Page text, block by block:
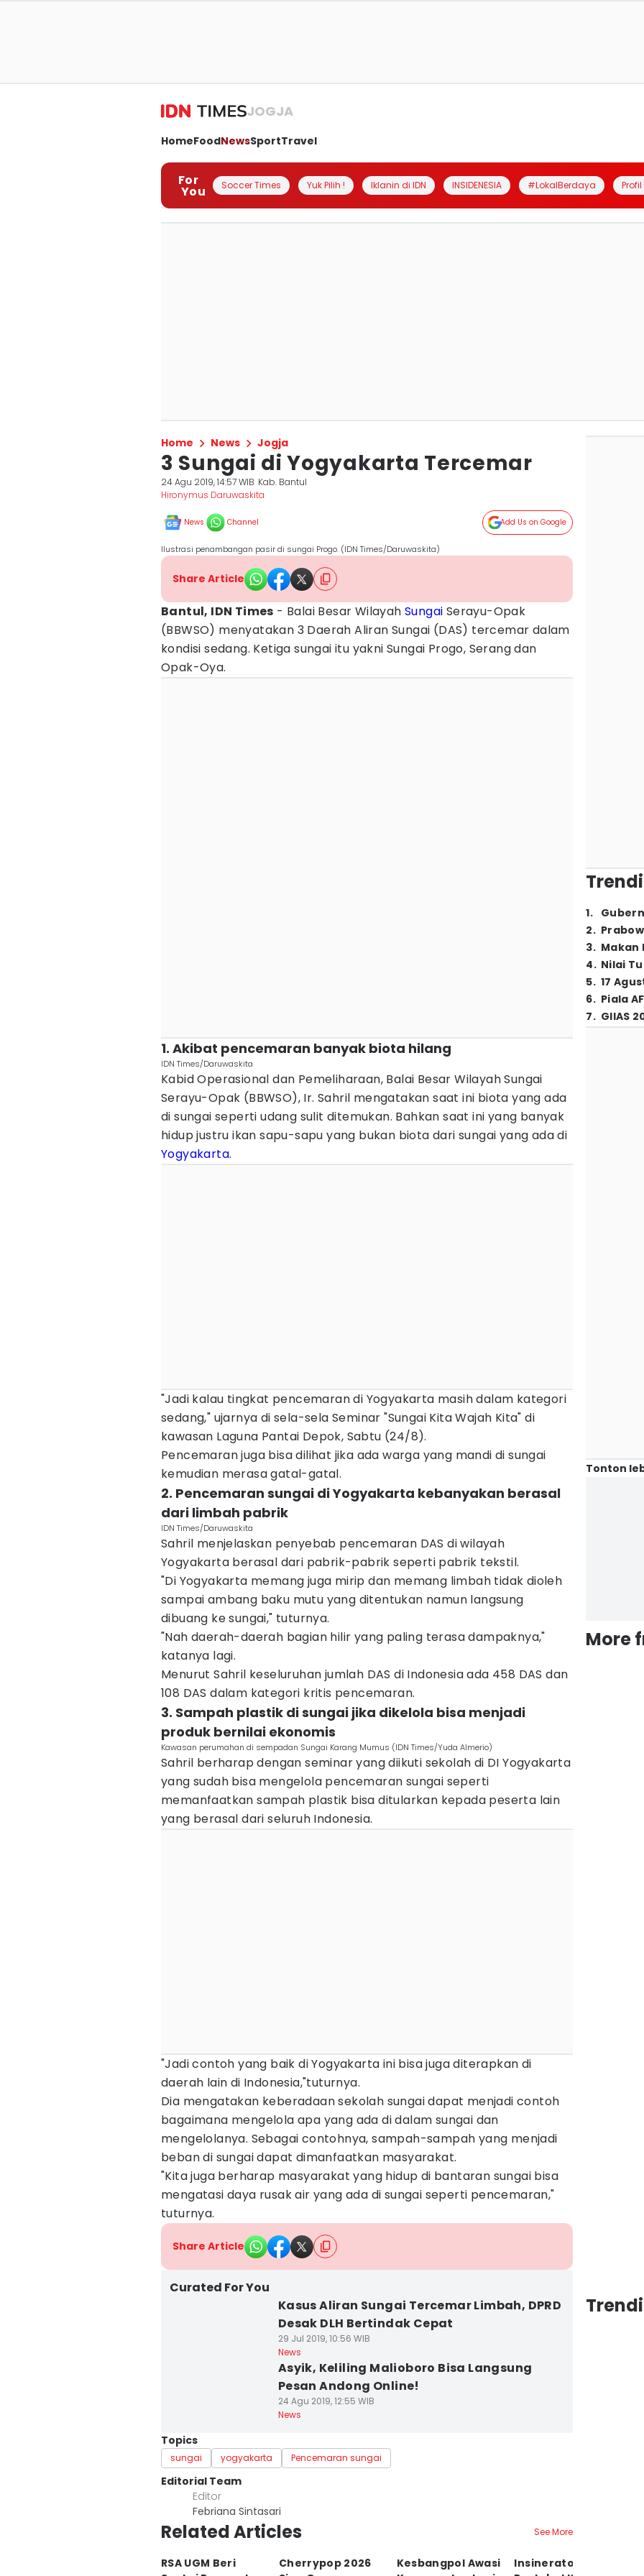
JOGJA
HomeFoodNewsSportTravel
For
You Soccer Times Yuk Pilih ! Iklanin di IDN INSIDENESIA #LokalBerdaya
Home News Jogja
3 Sungai di Yogyakarta Tercemar
24 Agu 2019, 14:57 WIB Kab. Bantul
Hironymus Daruwaskita
News Channel Add Us on Google
Ilustrasi penambangan pasir di sungai Progo. (IDN Times/Daruwaskita)
Share Article
Bantul, IDN Times - Balai Besar WilayahSungai Serayu-Opak
(BBWSO) menyatakan 3 Daerah Aliran Sungai (DAS) tercemar dalam
kondisi sedang. Ketiga sungai itu yakni Sungai Progo, Serang dan
Opak-Oya.
1. Akibat pencemaran banyak biota hilang
IDN Times/Daruwaskita
Kabid Operasional dan Pemeliharaan, Balai Besar Wilayah Sungai
Serayu-Opak (BBWSO), Ir. Sahril mengatakan saat ini biota yang ada
di sungai seperti udang sulit ditemukan. Bahkan saat ini yang banyak
hidup justru ikan sapu-sapu yang bukan biota dari sungai yang ada di
Yogyakarta.
"Jadi kalau tingkat pencemaran di Yogyakarta masih dalam kategori
sedang," ujarnya di sela-sela Seminar "Sungai Kita Wajah Kita" di
kawasan Laguna Pantai Depok, Sabtu (24/8).
Pencemaran juga bisa dilihat jika ada warga yang mandi di sungai
kemudian merasa gatal-gatal.
2. Pencemaran sungai di Yogyakarta kebanyakan berasal
dari limbah pabrik‎
IDN Times/Daruwaskita
Sahril menjelaskan penyebab pencemaran DAS di wilayah
Yogyakarta berasal dari pabrik-pabrik seperti pabrik tekstil.
"Di Yogyakarta memang juga mirip dan memang limbah tidak dioleh
sampai ambang baku mutu yang ditentukan namun langsung
dibuang ke sungai," tuturnya.
"Nah daerah-daerah bagian hilir yang paling terasa dampaknya,"
katanya lagi.
Menurut Sahril keseluruhan jumlah DAS di Indonesia ada 458 DAS dan
108 DAS dalam kategori kritis pencemaran.
3. Sampah plastik di sungai jika dikelola bisa menjadi
produk bernilai ekonomis‎
Kawasan perumahan di sempadan Sungai Karang Mumus (IDN Times/Yuda Almerio)
Sahril berharap dengan seminar yang diikuti sekolah di DI Yogyakarta
yang sudah bisa mengelola pencemaran sungai seperti
memanfaatkan sampah plastik bisa ditularkan kepada peserta lain
yang berasal dari seluruh Indonesia.
"Jadi contoh yang baik di Yogyakarta ini bisa juga diterapkan di
daerah lain di Indonesia,"tuturnya.‎
Dia mengatakan keberadaan sekolah sungai dapat menjadi contoh
bagaimana mengelola apa yang ada di dalam sungai dan
mengelolanya. Sebagai contohnya, sampah-sampah yang menjadi
beban di sungai dapat dimanfaatkan masyarakat.
"Kita juga berharap masyarakat yang hidup di bantaran sungai bisa
mengatasi daya rusak air yang ada di sungai seperti pencemaran,"
tuturnya.
Share Article
Curated For You
Kasus Aliran Sungai Tercemar Limbah, DPRD
Desak DLH Bertindak Cepat
29 Jul 2019, 10:56 WIB
News
Asyik, Keliling Malioboro Bisa Langsung
Pesan Andong Online!
24 Agu 2019, 12:55 WIB
News
Topics
sungai yogyakarta Pencemaran sungai
Editorial Team
Editor
Febriana Sintasari
Related Articles See More
RSA UGM Beri
Cherrypop 2026
Kesbangpol Awasi
Insinerator
1.
2.
3. Makan
4. Nilai
5. 17
6. Piala
7. GIIAS
Tonton
More